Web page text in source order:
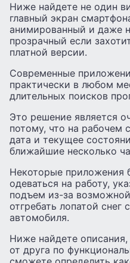
Ниже найдете не один
главный экран
анимированный и даже
прозрачный если
платной версии.
Современные
практически в любом
длительных поисков
Это решение является
потому, что на рабочем
дата и текущее
ближайшие несколько
Некоторые приложения
одеваться на работу,
подъем из-за
отгребать лопатой снег
автомобиля.
Ниже найдете
от друга по